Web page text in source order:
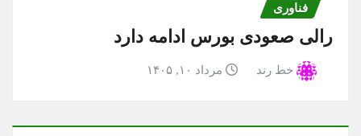
فناوری
رالی صعودی بورس ادامه دارد
خط رند مرداد ۱۰, ۱۴۰۵